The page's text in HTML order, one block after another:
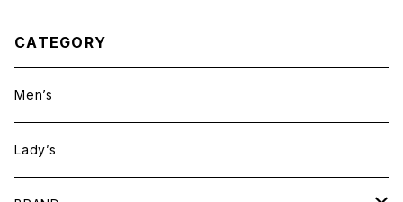
CATEGORY
Men’s
Lady’s